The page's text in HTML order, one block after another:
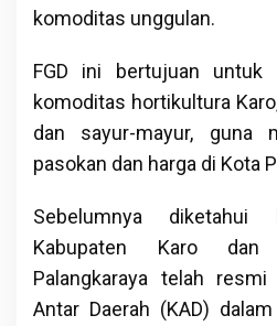
komoditas unggulan.
FGD ini bertujuan untuk
komoditas hortikultura
dan sayur-mayur, guna
pasokan dan harga di Kota
Sebelumnya diketahui
Kabupaten Karo dan
Palangkaraya telah
Antar Daerah (KAD)